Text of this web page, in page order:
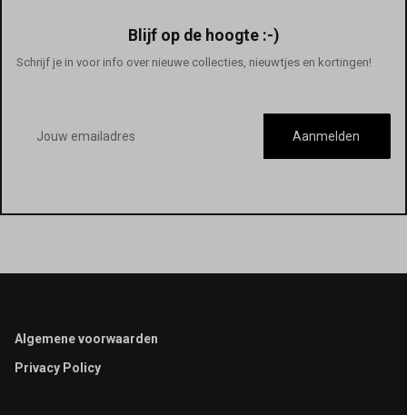
Blijf op de hoogte :-)
Schrijf je in voor info over nieuwe collecties, nieuwtjes en kortingen!
mailadres
Aanmelden
Footer
Algemene voorwaarden
Privacy Policy